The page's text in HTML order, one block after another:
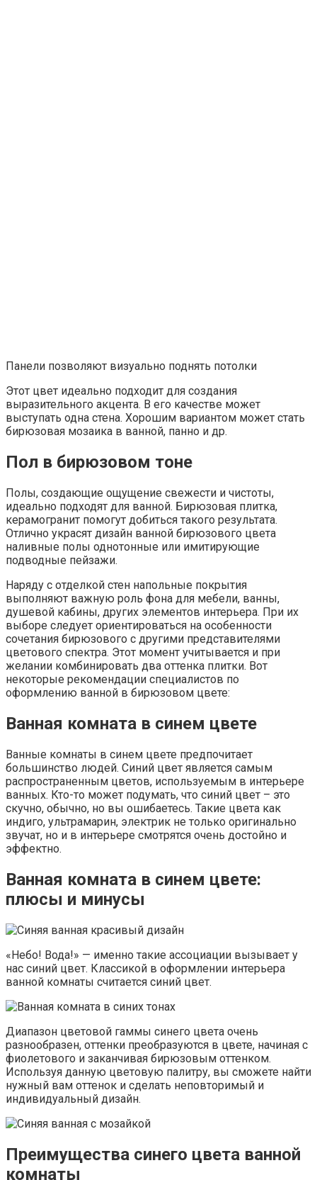
Панели позволяют визуально поднять потолки
Этот цвет идеально подходит для создания
выразительного акцента. В его качестве может
выступать одна стена. Хорошим вариантом может стать
бирюзовая мозаика в ванной, панно и др.
Пол в бирюзовом тоне
Полы, создающие ощущение свежести и чистоты,
идеально подходят для ванной. Бирюзовая плитка,
керамогранит помогут добиться такого результата.
Отлично украсят дизайн ванной бирюзового цвета
наливные полы однотонные или имитирующие
подводные пейзажи.
Наряду с отделкой стен напольные покрытия
выполняют важную роль фона для мебели, ванны,
душевой кабины, других элементов интерьера. При их
выборе следует ориентироваться на особенности
сочетания бирюзового с другими представителями
цветового спектра. Этот момент учитывается и при
желании комбинировать два оттенка плитки. Вот
некоторые рекомендации специалистов по
оформлению ванной в бирюзовом цвете:
Ванная комната в синем цвете
Ванные комнаты в синем цвете предпочитает
большинство людей. Синий цвет является самым
распространенным цветов, используемым в интерьере
ванных. Кто-то может подумать, что синий цвет – это
скучно, обычно, но вы ошибаетесь. Такие цвета как
индиго, ультрамарин, электрик не только оригинально
звучат, но и в интерьере смотрятся очень достойно и
эффектно.
Ванная комната в синем цвете:
плюсы и минусы
«Небо! Вода!» — именно такие ассоциации вызывает у
нас синий цвет. Классикой в оформлении интерьера
ванной комнаты считается синий цвет.
Диапазон цветовой гаммы синего цвета очень
разнообразен, оттенки преобразуются в цвете, начиная с
фиолетового и заканчивая бирюзовым оттенком.
Используя данную цветовую палитру, вы сможете найти
нужный вам оттенок и сделать неповторимый и
индивидуальный дизайн.
Преимущества синего цвета ванной
комнаты